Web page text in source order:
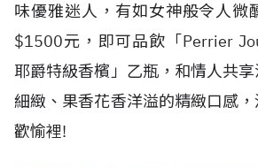
味優雅迷人，有如女神般令人微
$1500元，即可品飲「Perrier
耶爵特級香檳」乙瓶，和情人共
細緻、果香花香洋溢的精緻口感
歡愉裡!